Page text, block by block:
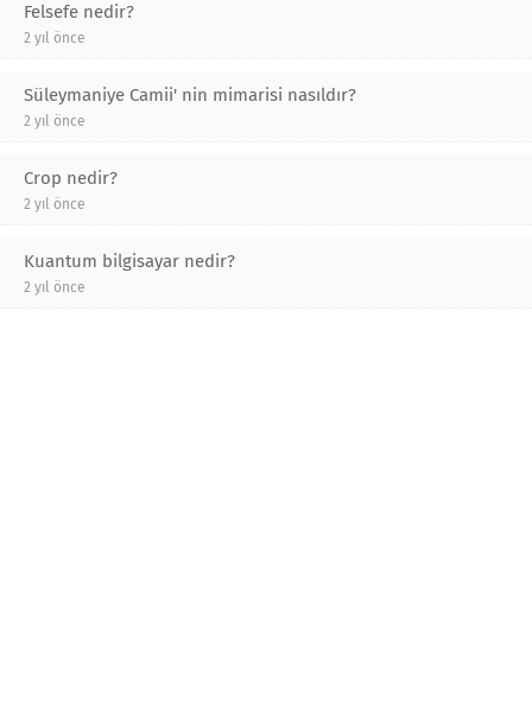
Felsefe nedir?
2 yıl önce
Süleymaniye Camii' nin mimarisi nasıldır?
2 yıl önce
Crop nedir?
2 yıl önce
Kuantum bilgisayar nedir?
2 yıl önce